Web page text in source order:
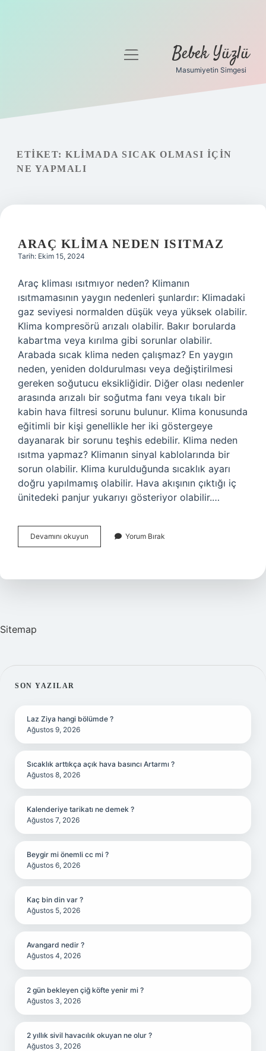
Gizlilik Politikası
menüyü
Bebek Yüzlü
Masumiyetin Simgesi
ETIKET: KLIMADA SICAK OLMASI IÇIN
NE YAPMALI
ARAÇ KLIMA NEDEN ISITMAZ
Tarih: Ekim 15, 2024
Araç kliması ısıtmıyor neden? Klimanın
ısıtmamasının yaygın nedenleri şunlardır: Klimadaki
gaz seviyesi normalden düşük veya yüksek olabilir.
Klima kompresörü arızalı olabilir. Bakır borularda
kabartma veya kırılma gibi sorunlar olabilir.
Arabada sıcak klima neden çalışmaz? En yaygın
neden, yeniden doldurulması veya değiştirilmesi
gereken soğutucu eksikliğidir. Diğer olası nedenler
arasında arızalı bir soğutma fanı veya tıkalı bir
kabin hava filtresi sorunu bulunur. Klima konusunda
eğitimli bir kişi genellikle her iki göstergeye
dayanarak bir sorunu teşhis edebilir. Klima neden
ısıtma yapmaz? Klimanın sinyal kablolarında bir
sorun olabilir. Klima kurulduğunda sıcaklık ayarı
doğru yapılmamış olabilir. Hava akışının çıktığı iç
ünitedeki panjur yukarıyı gösteriyor olabilir.…
Devamını okuyun
Klima
Yorum Bırak
Sitemap
SIDEBAR
SON YAZILAR
Laz Ziya hangi bölümde ?
Ağustos 9, 2026
Sıcaklık arttıkça açık hava basıncı Artarmı ?
Ağustos 8, 2026
Kalenderiye tarikatı ne demek ?
Ağustos 7, 2026
Beygir mi önemli cc mi ?
Ağustos 6, 2026
Kaç bin din var ?
Ağustos 5, 2026
Avangard nedir ?
Ağustos 4, 2026
2 gün bekleyen çiğ köfte yenir mi ?
Ağustos 3, 2026
2 yıllık sivil havacılık okuyan ne olur ?
Ağustos 3, 2026